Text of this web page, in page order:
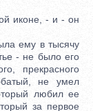
иконе, - и - он
ему в тысячу
- не было его
прекрасного
не умел
любил ее
за первое